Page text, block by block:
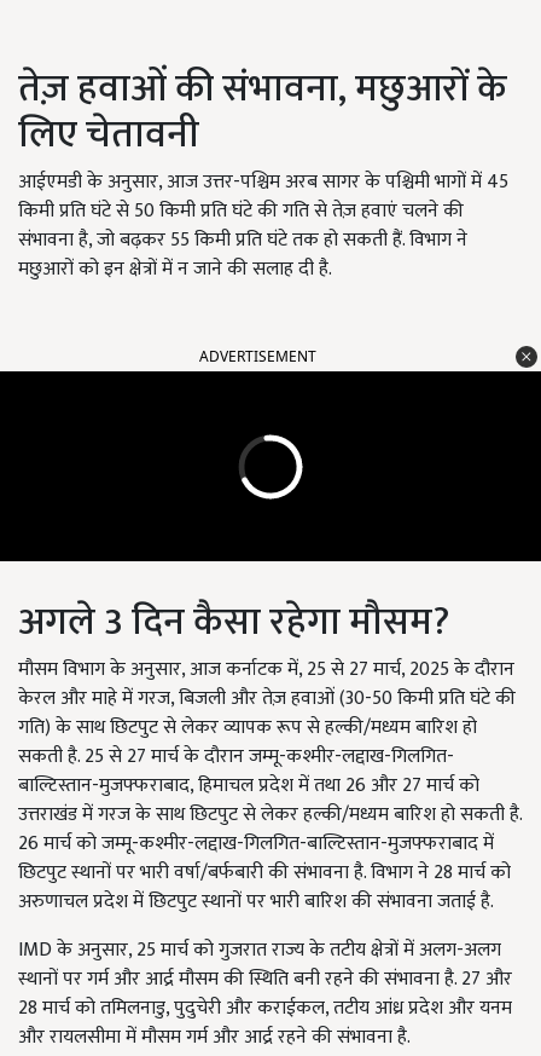
तेज़ हवाओं की संभावना, मछुआरों के
लिए चेतावनी
आईएमडी के अनुसार, आज उत्तर-पश्चिम अरब सागर के पश्चिमी भागों में 45
किमी प्रति घंटे से 50 किमी प्रति घंटे की गति से तेज़ हवाएं चलने की
संभावना है, जो बढ़कर 55 किमी प्रति घंटे तक हो सकती हैं. विभाग ने
मछुआरों को इन क्षेत्रों में न जाने की सलाह दी है.
ADVERTISEMENT
अगले 3 दिन कैसा रहेगा मौसम?
मौसम विभाग के अनुसार, आज कर्नाटक में, 25 से 27 मार्च, 2025 के दौरान
केरल और माहे में गरज, बिजली और तेज़ हवाओं (30-50 किमी प्रति घंटे की
गति) के साथ छिटपुट से लेकर व्यापक रूप से हल्की/मध्यम बारिश हो
सकती है. 25 से 27 मार्च के दौरान जम्मू-कश्मीर-लद्दाख-गिलगित-
बाल्टिस्तान-मुजफ्फराबाद, हिमाचल प्रदेश में तथा 26 और 27 मार्च को
उत्तराखंड में गरज के साथ छिटपुट से लेकर हल्की/मध्यम बारिश हो सकती है.
26 मार्च को जम्मू-कश्मीर-लद्दाख-गिलगित-बाल्टिस्तान-मुजफ्फराबाद में
छिटपुट स्थानों पर भारी वर्षा/बर्फबारी की संभावना है. विभाग ने 28 मार्च को
अरुणाचल प्रदेश में छिटपुट स्थानों पर भारी बारिश की संभावना जताई है.
IMD के अनुसार, 25 मार्च को गुजरात राज्य के तटीय क्षेत्रों में अलग-अलग
स्थानों पर गर्म और आर्द्र मौसम की स्थिति बनी रहने की संभावना है. 27 और
28 मार्च को तमिलनाडु, पुदुचेरी और कराईकल, तटीय आंध्र प्रदेश और यनम
और रायलसीमा में मौसम गर्म और आर्द्र रहने की संभावना है.